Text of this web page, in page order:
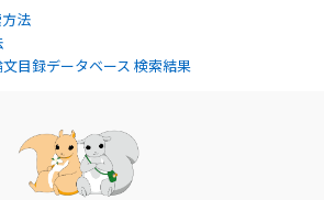
法
目録データベース 検索結果